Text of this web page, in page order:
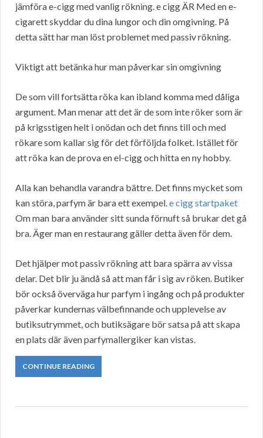
jämföra e-cigg med vanlig rökning. e cigg ÄR Med en e-
cigarett skyddar du dina lungor och din omgivning. På
detta sätt har man löst problemet med passiv rökning.
Viktigt att betänka hur man påverkar sin omgivning
De som vill fortsätta röka kan ibland komma med dåliga
argument. Man menar att det är de som inte röker som är
på krigsstigen helt i onödan och det finns till och med
rökare som kallar sig för det förföljda folket. Istället för
att röka kan de prova en el-cigg och hitta en ny hobby.
Alla kan behandla varandra bättre. Det finns mycket som
kan störa, parfym är bara ett exempel.e cigg startpaket
Om man bara använder sitt sunda förnuft så brukar det gå
bra. Äger man en restaurang gäller detta även för dem.
Det hjälper mot passiv rökning att bara spärra av vissa
delar. Det blir ju ändå så att man får i sig av röken. Butiker
bör också överväga hur parfym i ingång och på produkter
påverkar kundernas välbefinnande och upplevelse av
butiksutrymmet, och butiksägare bör satsa på att skapa
en plats där även parfymallergiker kan vistas.
CONTINUE READING